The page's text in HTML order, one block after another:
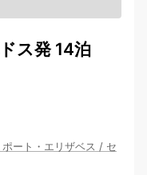
ス発 14泊
ポート・エリザベス / セ